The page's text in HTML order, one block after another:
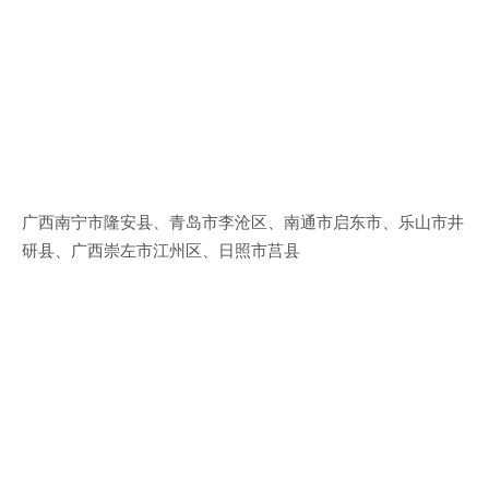
广西南宁市隆安县、青岛市李沧区、南通市启东市、乐山市井
研县、广西崇左市江州区、日照市莒县